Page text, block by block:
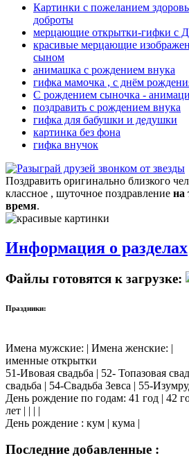
Картинки с пожеланием
доброты
мерцающие открытки-гифки с
красивые мерцающие
сыном
анимашка с рождением внука
гифка мамочка , с днём
С рождением сыночка -
поздравить с рождением внука
гифка для бабушки и дедушки
картинка без фона
гифка внучок
Поздравить оригинально близкого
классное , шуточное поздравление на
время.
Информация о разделах
Файлы готовятся к загрузке:
Праздники:
Имена мужские: | Имена женские: |
именные открытки
51-Ивовая свадьба | 52- Топазовая
свадьба | 54-Свадьба Зевса | 55-
День рождение по годам: 41 год | 42
лет | | | |
День рождение : кум | кума |
Последние добавленные :